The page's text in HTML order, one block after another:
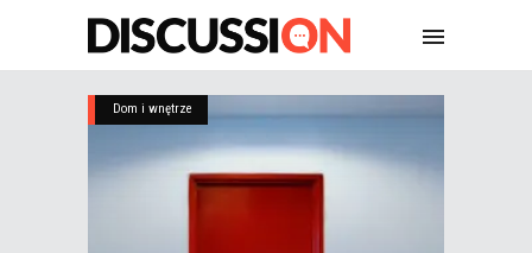
Dom i wnętrze